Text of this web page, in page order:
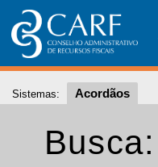
Sistemas: Acordãos
Busca: